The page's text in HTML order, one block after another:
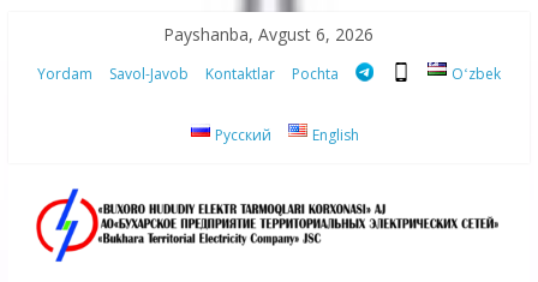
content
Payshanba, Avgust 6, 2026
Yordam Savol-Javob Kontaktlar Pochta Oʻzbek
Русский English